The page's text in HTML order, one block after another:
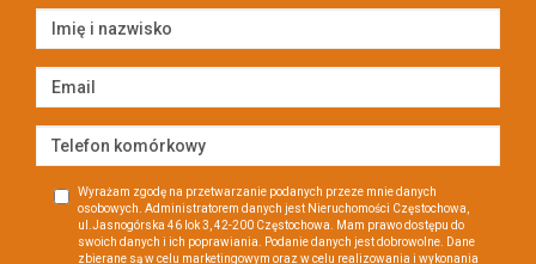
Wyrażam zgodę na przetwarzanie podanych przeze mnie danych
osobowych. Administratorem danych jest Nieruchomości Częstochowa,
ul.Jasnogórska 46 lok 3, 42-200 Częstochowa. Mam prawo dostępu do
swoich danych i ich poprawiania. Podanie danych jest dobrowolne. Dane
zbierane są w celu marketingowym oraz w celu realizowania i wykonania